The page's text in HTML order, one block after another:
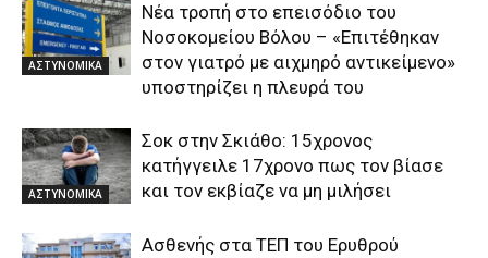
ΑΣΤΥΝΟΜΙΚΑ
Νέα τροπή στο επεισόδιο του
Νοσοκομείου Βόλου – «Επιτέθηκαν
στον γιατρό με αιχμηρό αντικείμενο»
υποστηρίζει η πλευρά του
ΑΣΤΥΝΟΜΙΚΑ
Σοκ στην Σκιάθο: 15χρονος
κατήγγειλε 17χρονο πως τον βίασε
και τον εκβίαζε να μη μιλήσει
Ασθενής στα ΤΕΠ του Ερυθρού